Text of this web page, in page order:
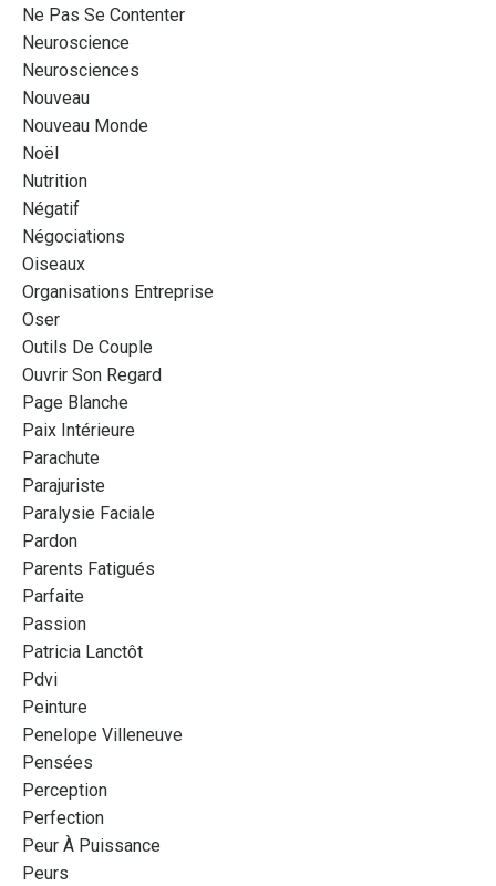
Ne Pas Se Contenter
Neuroscience
Neurosciences
Nouveau
Nouveau Monde
Noël
Nutrition
Négatif
Négociations
Oiseaux
Organisations Entreprise
Oser
Outils De Couple
Ouvrir Son Regard
Page Blanche
Paix Intérieure
Parachute
Parajuriste
Paralysie Faciale
Pardon
Parents Fatigués
Parfaite
Passion
Patricia Lanctôt
Pdvi
Peinture
Penelope Villeneuve
Pensées
Perception
Perfection
Peur À Puissance
Peurs